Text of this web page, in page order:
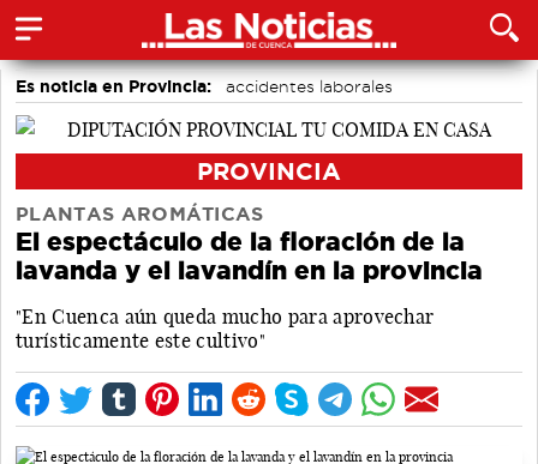
Es noticia en Provincia:
accidentes laborales
Medio Ambiente
PROVINCIA
PLANTAS AROMÁTICAS
El espectáculo de la floración de la
lavanda y el lavandín en la provincia
"En Cuenca aún queda mucho para aprovechar
turísticamente este cultivo"